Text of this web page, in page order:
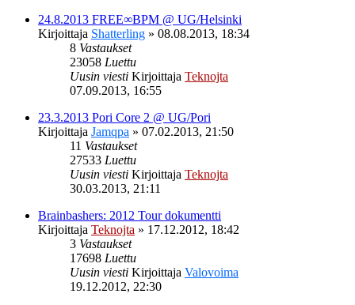
24.8.2013 FREE∞BPM @ UG/Helsinki
Kirjoittaja Shatterling » 08.08.2013, 18:34
8 Vastaukset
23058 Luettu
Uusin viesti Kirjoittaja Teknojta
07.09.2013, 16:55
23.3.2013 Pori Core 2 @ UG/Pori
Kirjoittaja Jamqpa » 07.02.2013, 21:50
11 Vastaukset
27533 Luettu
Uusin viesti Kirjoittaja Teknojta
30.03.2013, 21:11
Brainbashers: 2012 Tour dokumentti
Kirjoittaja Teknojta » 17.12.2012, 18:42
3 Vastaukset
17698 Luettu
Uusin viesti Kirjoittaja Valovoima
19.12.2012, 22:30